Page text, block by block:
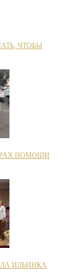
ЧТОБЫ
ПОМОЩИ
ИЛЬИНКА